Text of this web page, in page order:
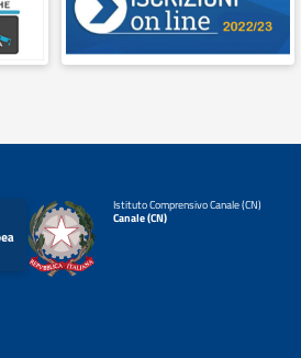
Istituto Comprensivo Canale (CN)
Canale (CN)